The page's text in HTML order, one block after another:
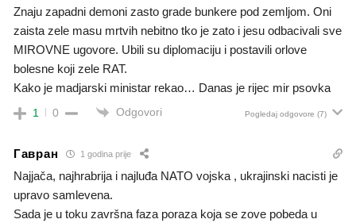
Znaju zapadni demoni zasto grade bunkere pod zemljom. Oni
zaista zele masu mrtvih nebitno tko je zato i jesu odbacivali sve
MIROVNE ugovore. Ubili su diplomaciju i postavili orlove
bolesne koji zele RAT.
Kako je madjarski ministar rekao… Danas je rijec mir psovka
1 0 Odgovori Pogledaj odgovore (7)
Гавран 1 godina prije
Najjača, najhrabrija i najluđa NATO vojska , ukrajinski nacisti je
upravo samlevena.
Sada je u toku završna faza poraza koja se zove pobeda u